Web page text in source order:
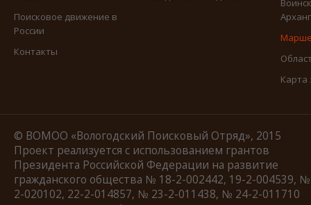
Поисковое движение в
России
Контакты
Карта
© ВОМОО «Вологодский Поисковый Отряд», 2015
Проект реализуется с использованием грантов
Президента Российской Федерации на развитие
гражданского общества № 18-2-002442, 19-2-004539,
2-020102, 22-2-014857, № 23-2-011438, № 24-2-011710